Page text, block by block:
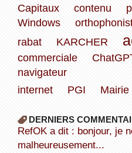
Capitaux
contenu
Windows
rabat
KARCHER
commerciale
navigateur
internet
PGI Mairie
DERNIERS
refOK a dit : bonjour, je ne peux
malheureusement...